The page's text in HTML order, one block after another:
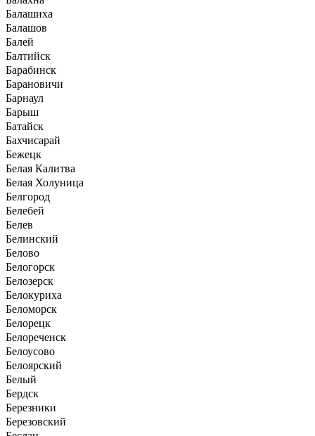
Балашиха
Балашов
Балей
Балтийск
Барабинск
Барановичи
Барнаул
Барыш
Батайск
Бахчисарай
Бежецк
Белая Калитва
Белая Холуница
Белгород
Белебей
Белев
Белинский
Белово
Белогорск
Белозерск
Белокуриха
Беломорск
Белорецк
Белореченск
Белоусово
Белоярский
Белый
Бердск
Березники
Березовский